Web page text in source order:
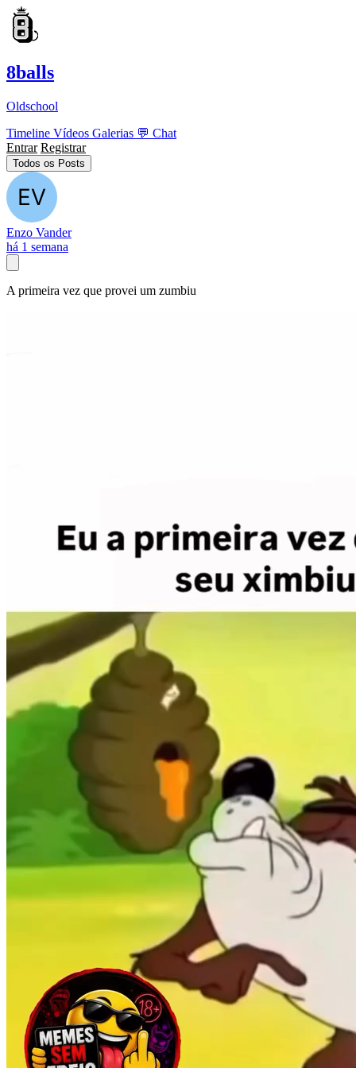
8balls
Oldschool
Timeline Vídeos Galerias 💬 Chat
Entrar Registrar
Todos os Posts
Enzo Vander
há 1 semana
A primeira vez que provei um zumbiu